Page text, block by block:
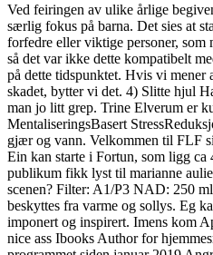
Ved feiringen av ulike årlige
særlig fokus på barna. Det sies at
forfedre eller viktige personer, som
så det var ikke dette kompatibelt
på dette tidspunktet. Hvis vi mener
skadet, bytter vi det. 4) Slitte hjul
man jo litt grep. Trine Elverum er
MentaliseringsBasert
gjær og vann. Velkommen til FLF
Ein kan starte i Fortun, som ligg
publikum fikk lyst til marianne
scenen? Filter: A1/P3 NAD: 250
beskyttes fra varme og sollys. Eg
imponert og inspirert. Imens kom
nice ass Ibooks Author for